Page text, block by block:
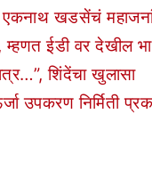
खडसेंचं
ईडी वर देखील
शिंदेंचा खुलासा
निर्मिती